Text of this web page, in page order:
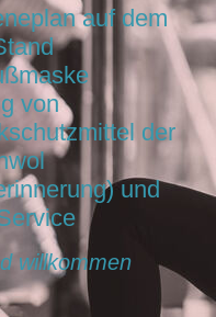
auf dem
von
der
und
willkommen